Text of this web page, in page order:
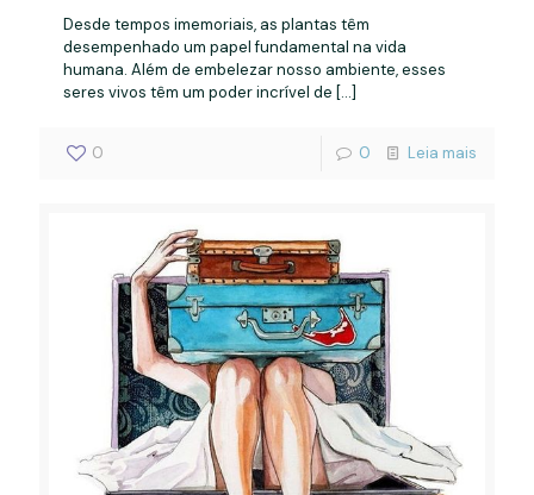
Desde tempos imemoriais, as plantas têm
desempenhado um papel fundamental na vida
humana. Além de embelezar nosso ambiente, esses
seres vivos têm um poder incrível de […]
0 0 Leia mais